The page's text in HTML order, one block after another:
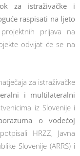
za istraživačke i
raspisati na ljeto
prijava na
odvijat će se na
za istraživačke
i multilateralni
iz Slovenije i
o vodećoj
HRZZ, Javna
Slovenije (ARRS) i